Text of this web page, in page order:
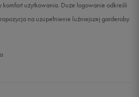
komfort użytkowania. Duże logowanie odkreśli
na uzupełnienie luźniejszej garderoby.